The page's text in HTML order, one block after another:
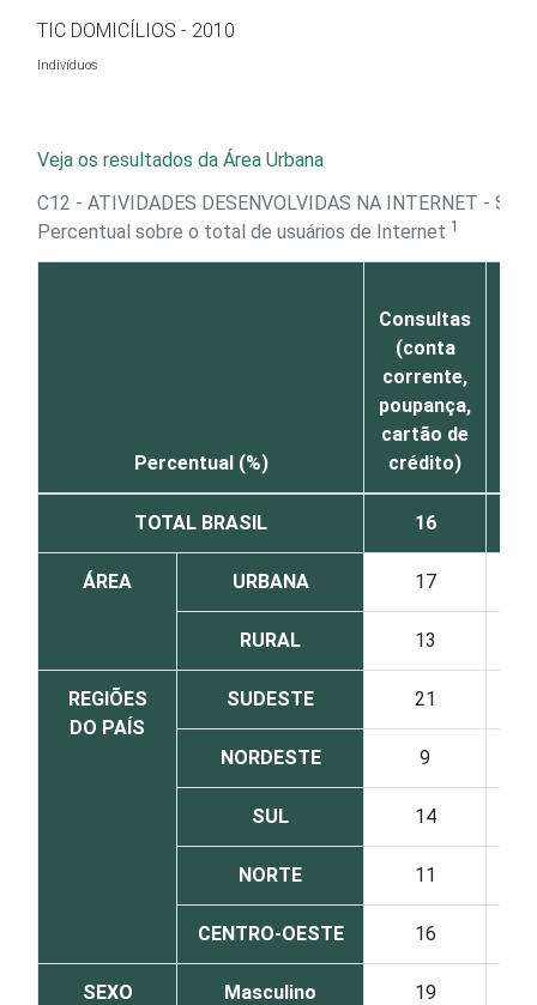
Ir para o conteúdo
TIC DOMICÍLIOS - 2010
Indivíduos
Veja os resultados da Área Urbana
C12 - ATIVIDADES DESENVOLVIDAS NA INTERNET -
Percentual sobre o total de usuários de Internet 1
Percentual (%)
Consultas
(conta
corrente,
poupança,
cartão de
crédito)
TOTAL BRASIL 16
ÁREA URBANA 17
RURAL 13
REGIÕES
DO PAÍS
SUDESTE 21
NORDESTE 9
SUL 14
NORTE 11
CENTRO-OESTE 16
SEXO Masculino 19